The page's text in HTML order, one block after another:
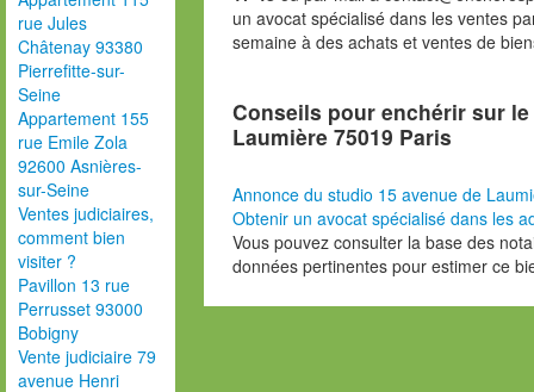
rue Jules
Châtenay 93380
Pierrefitte-sur-
Seine
Appartement 155
rue Emile Zola
92600 Asnières-
sur-Seine
Ventes judiciaires,
comment bien
visiter ?
Pavillon 13 rue
Perrusset 93000
Bobigny
Vente judiciaire 79
avenue Henri
un avocat spécialisé dans les ventes
semaine à des achats et ventes de
Conseils pour enchérir sur
Laumière 75019 Paris
Annonce du studio 15 avenue de
Obtenir un avocat spécialisé dans les
Vous pouvez consulter la base des
données pertinentes pour estimer ce